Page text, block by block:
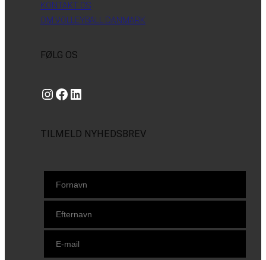
KONTAKT OS
OM VOLLEYBALL DANMARK
FØLG OS
Instagram https://www.facebook.com/danishbeachvolleytour LinkedIn
TILMELD NYHEDSBREV